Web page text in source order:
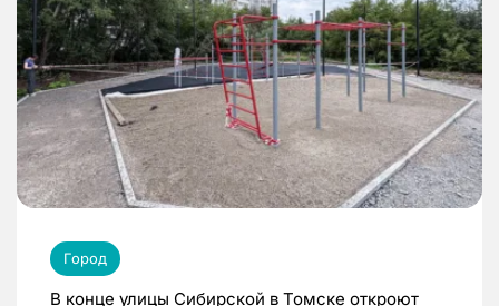
Город
В конце улицы Сибирской в Томске откроют